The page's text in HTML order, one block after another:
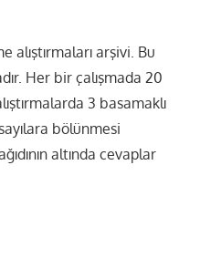
alıştırmaları arşivi. Bu
Her bir çalışmada 20
3 basamaklı
bölünmesi
altında cevaplar